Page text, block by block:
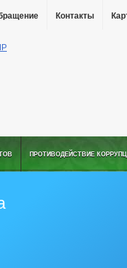
Контакты
ПРОТИВОДЕЙСТВИЕ